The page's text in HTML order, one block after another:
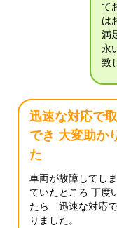
て
は
満
永
致
迅速な対応で
でき 大変助か
た
車両が故障してし
ていたところ 丁度
たら 迅速な対応
りました。